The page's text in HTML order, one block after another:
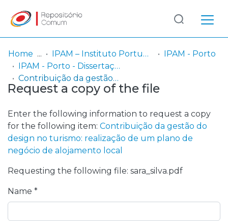
Communities
& Collections
Browse repository
Entities
Log
In
(current)
Home IPAM – Instituto Português de Administração de Marketing
IPAM - Porto
IPAM - Porto - Dissertação de Mestrado
Contribuição da gestão do design no turismo: realização de um plano de negócio de alojamento local
Request a copy of the file
Enter the following information to request a copy
for the following item: Contribuição da gestão do
design no turismo: realização de um plano de
negócio de alojamento local
Requesting the following file: sara_silva.pdf
Name *